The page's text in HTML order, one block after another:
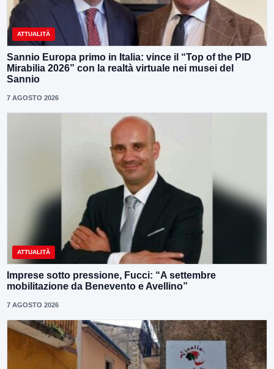
ATTUALITÀ
Sannio Europa primo in Italia: vince il “Top of the PID
Mirabilia 2026” con la realtà virtuale nei musei del
Sannio
7 AGOSTO 2026
ATTUALITÀ
Imprese sotto pressione, Fucci: “A settembre
mobilitazione da Benevento e Avellino”
7 AGOSTO 2026